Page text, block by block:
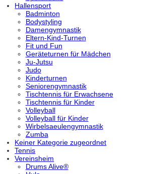
Hallensport
Badminton
Bodystyling
Damengymnastik
Eltern-Kind-Turnen
Fit und Fun
Geräteturnen für Mädchen
Ju-Jutsu
Judo
Kinderturnen
Seniorengymnastik
Tischtennis für Erwachsene
Tischtennis für Kinder
Volleyball
Volleyball für Kinder
Wirbelsaeulengymnastik
Zumba
Keiner Kategorie zugeordnet
Tennis
Vereinsheim
Drums Alive®